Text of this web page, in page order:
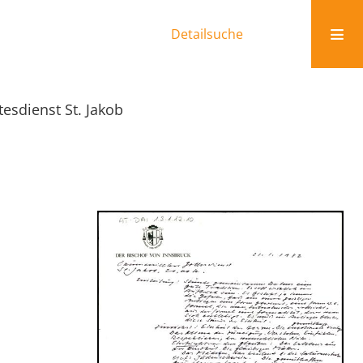
Detailsuche
St. Jakob